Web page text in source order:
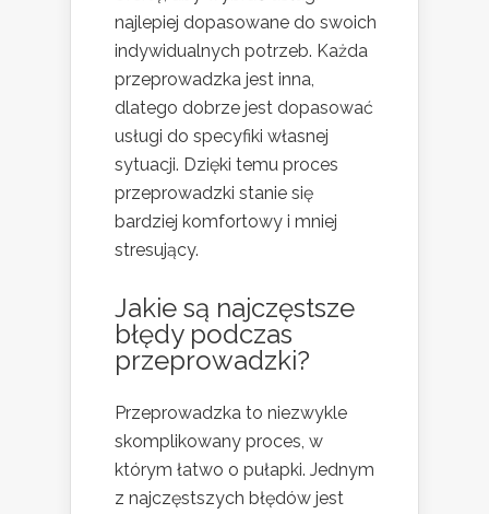
najlepiej dopasowane do swoich
indywidualnych potrzeb. Każda
przeprowadzka jest inna,
dlatego dobrze jest dopasować
usługi do specyfiki własnej
sytuacji. Dzięki temu proces
przeprowadzki stanie się
bardziej komfortowy i mniej
stresujący.
Jakie są najczęstsze
błędy podczas
przeprowadzki?
Przeprowadzka to niezwykle
skomplikowany proces, w
którym łatwo o pułapki. Jednym
z najczęstszych błędów jest